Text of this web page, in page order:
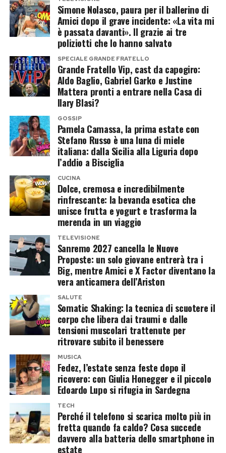
Post Views: 194
Ultimo nel 2018 e Mahmood nel 2019 restano i
due casi più clamorosi. Dopo di loro, molti
vincitori hanno raccolto meno di quanto il
trampolino sanremese lasciasse immaginare.
Brani comeVai bene cosìdi Leo Gassmann,
Polvere da sparodi Gaudiano,Mille nottidi
La città che odi
hanno prodotto lo stesso impatto commerciale.
Clara ha rappresentato un’eccezione con
Boulevard
, ma era già sostenuta dal successo di
Origami all’albae dalla popolarità ottenuta
grazie aMare fuori. Settembre ha conquistato
radio e critica conVertebre, senza però
mantenere a lungo la stessa forza nelle
La settimana sanremese, del resto, concentra
quasi tutta l’attenzione sui Big. Ai giovani
restano poche esibizioni, orari complicati e uno
spazio narrativo ridotto. Vincere la categoria
può regalare un trofeo, ma non garantisce che il
pubblico ricordi il brano una volta spenti i
Amici e X Factor sono diventati la
vera Sanremo Giovani
Mentre Sanremo riduce lo spazio riservato agli
emergenti, i talent occupano il vuoto. Amici
segue i cantanti per mesi, ne racconta carattere,
Il 20 luglio, pochi giorni dopo la nascita di
Edoardo Lupo, un’emorragia provocata dalla
riapertura di una vecchia ulcera avrebbe
costretto Fedez a ricorrere nuovamente alle
cure dei medici. Prima il Fatebenefratelli di
Milano, poi l’Humanitas di Rozzano: un’altra
paura legata ai problemi di salute che lo
accompagnano dall’intervento per il tumore al
pancreas del 2022.
Quella stessa ulcera aveva già provocato nel
2023 due emorragie interne e un ricovero
d’urgenza. Questa volta il cantante sembra
avere recepito il messaggio senza bisogno di
ulteriori avvertimenti: il lavoro può rallentare, gli
appuntamenti mondani possono saltare e la
movida può fare tranquillamente a meno di lui.
Le immagini pubblicate daChiraccontano così
alto tasso di socialità. Nessun gruppo di amici,
nessuna serata destinata a finire nelle storie di
Instagram e nessuna rincorsa all’evento più
esclusivo. Al centro delle sue giornate ci sono
Giulia e il loro bambino, il terzo figlio del rapper
dopo Leone e Vittoria.
Il giro in gommone senza neppure
un tuffo
La coppia si sarebbe concessa anche un’uscita in
Simone Nolasco, paura per il ballerino di
Amici dopo il grave incidente: «La vita mi
è passata davanti». Il grazie ai tre
poliziotti che lo hanno salvato
SPECIALE GRANDE FRATELLO
Grande Fratello Vip, cast da capogiro:
Aldo Baglio, Gabriel Garko e Justine
Mattera pronti a entrare nella Casa di
Ilary Blasi?
GOSSIP
Pamela Camassa, la prima estate con
Stefano Russo è una luna di miele
italiana: dalla Sicilia alla Liguria dopo
l’addio a Bisciglia
CUCINA
Dolce, cremosa e incredibilmente
rinfrescante: la bevanda esotica che
unisce frutta e yogurt e trasforma la
merenda in un viaggio
TELEVISIONE
Sanremo 2027 cancella le Nuove
Proposte: un solo giovane entrerà tra i
Big, mentre Amici e X Factor diventano la
vera anticamera dell’Ariston
SALUTE
Somatic Shaking: la tecnica di scuotere il
corpo che libera dai traumi e dalle
tensioni muscolari trattenute per
ritrovare subito il benessere
MUSICA
Fedez, l’estate senza feste dopo il
ricovero: con Giulia Honegger e il piccolo
Edoardo Lupo si rifugia in Sardegna
TECH
Perché il telefono si scarica molto più in
fretta quando fa caldo? Cosa succede
davvero alla batteria dello smartphone in
estate